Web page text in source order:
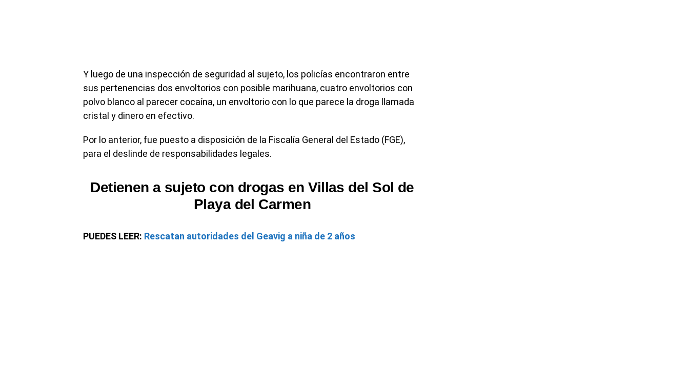
Y luego de una inspección de seguridad al sujeto, los policías encontraron entre
sus pertenencias dos envoltorios con posible marihuana, cuatro envoltorios con
polvo blanco al parecer cocaína, un envoltorio con lo que parece la droga llamada
cristal y dinero en efectivo.
Por lo anterior, fue puesto a disposición de la Fiscalía General del Estado (FGE),
para el deslinde de responsabilidades legales.
Detienen a sujeto con drogas en Villas del Sol de
Playa del Carmen
PUEDES LEER: Rescatan autoridades del Geavig a niña de 2 años